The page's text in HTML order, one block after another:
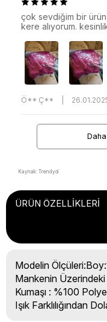
çok sevdiğim bir ürün
kere alıyorum.
Ö** Ç**
Kaynak: Trendyol
ÜRÜN ÖZELLIKLERI
Modelin
Mankenin
Kumaşı : %100
Işık Farklılığından